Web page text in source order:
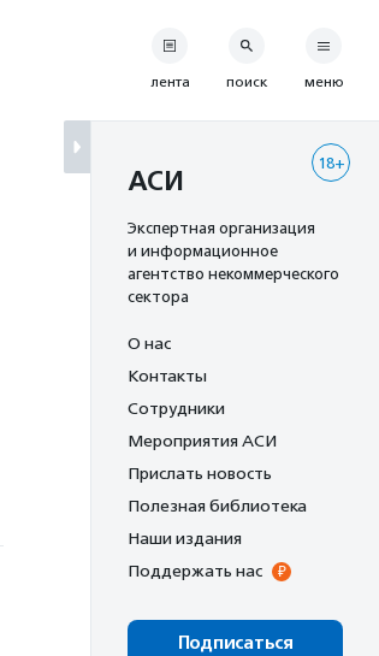
лента поиск меню
18+
АСИ
Экспертная организация
и информационное
агентство некоммерческого
сектора
О нас
Контакты
Сотрудники
Мероприятия АСИ
Прислать новость
Полезная библиотека
Наши издания
Поддержать нас
Подписаться